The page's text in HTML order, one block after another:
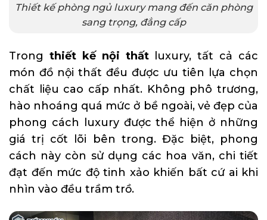
Thiết kế phòng ngủ luxury mang đến căn phòng
sang trọng, đẳng cấp
Trong thiết kế nội thấtluxury, tất cả các
món đồ nội thất đều được ưu tiên lựa chọn
chất liệu cao cấp nhất. Không phô trương,
hào nhoáng quá mức ở bề ngoài, vẻ đẹp của
phong cách luxury được thể hiện ở những
giá trị cốt lõi bên trong. Đặc biệt, phong
cách này còn sử dụng các hoa văn, chi tiết
đạt đến mức độ tinh xảo khiến bất cứ ai khi
nhìn vào đều trầm trồ.